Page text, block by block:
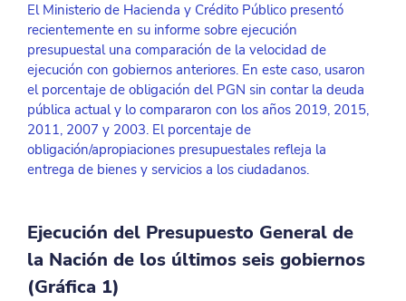
El Ministerio de Hacienda y Crédito Público presentó
recientemente en su informe sobre ejecución
presupuestal una comparación de la velocidad de
ejecución con gobiernos anteriores. En este caso, usaron
el porcentaje de obligación del PGN sin contar la deuda
pública actual y lo compararon con los años 2019, 2015,
2011, 2007 y 2003. El porcentaje de
obligación/apropiaciones presupuestales refleja la
entrega de bienes y servicios a los ciudadanos.
Ejecución del Presupuesto General de
la Nación de los últimos seis gobiernos
(Gráfica 1)